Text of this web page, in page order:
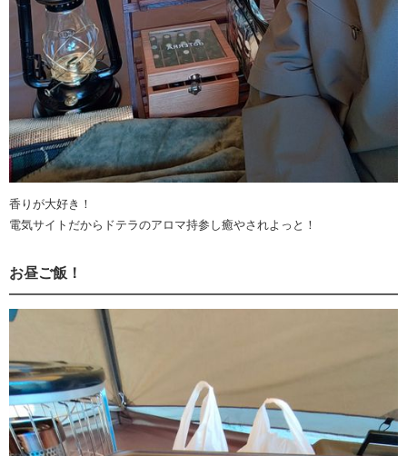
香りが大好き！
電気サイトだからドテラのアロマ持参し癒やされよっと！
お昼ご飯！